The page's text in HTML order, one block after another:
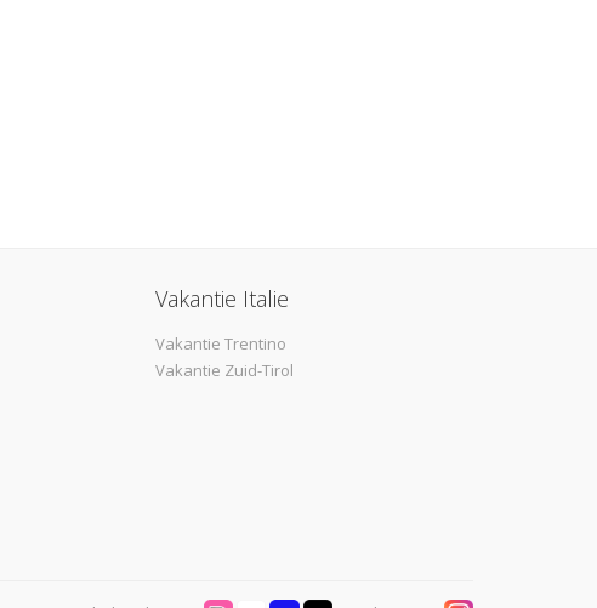
Vakantie Italie
Vakantie Trentino
Vakantie Zuid-Tirol